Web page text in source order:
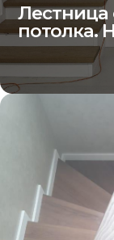
Лестница
потолка.